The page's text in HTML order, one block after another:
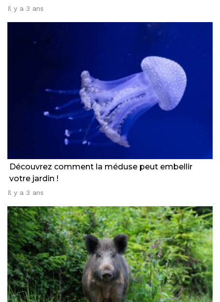
Il y a 3 ans
Découvrez comment la méduse peut embellir
votre jardin !
Il y a 3 ans